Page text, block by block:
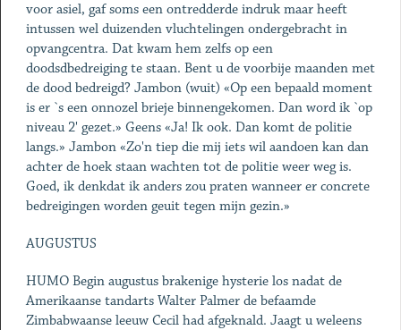
voor asiel, gaf soms een ontredderde indruk maar heeft
intussen wel duizenden vluchtelingen ondergebracht in
opvangcentra. Dat kwam hem zelfs op een
doodsdbedreiging te staan. Bent u de voorbije maanden met
de dood bedreigd? Jambon (wuit) «Op een bepaald moment
is er `s een onnozel brieje binnengekomen. Dan word ik `op
niveau 2' gezet.» Geens «Ja! Ik ook. Dan komt de politie
langs.» Jambon «Zo'n tiep die mij iets wil aandoen kan dan
achter de hoek staan wachten tot de politie weer weg is.
Goed, ik denkdat ik anders zou praten wanneer er concrete
bedreigingen worden geuit tegen mijn gezin.»
AUGUSTUS
HUMO Begin augustus brakenige hysterie los nadat de
Amerikaanse tandarts Walter Palmer de befaamde
Zimbabwaanse leeuw Cecil had afgeknald. Jaagt u weleens